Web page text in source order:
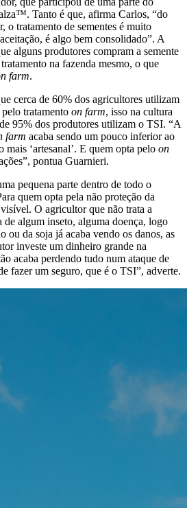
Tanto é que, afirma Carlos, “do
o tratamento de sementes é muito
é algo bem consolidado”. A
alguns produtores compram a semente
na fazenda mesmo, o que
farm.
cerca de 60% dos agricultores utilizam
tratamento on farm, isso na cultura
95% dos produtores utilizam o TSI. “A
farm acaba sendo um pouco inferior ao
‘artesanal’. E quem opta pelo on
pontua Guarnieri.
pequena parte dentro de todo o
quem opta pela não proteção da
O agricultor que não trata a
de algum inseto, alguma doença, logo
ou da soja já acaba vendo os danos, as
investe um dinheiro grande na
acaba perdendo tudo num ataque de
fazer um seguro, que é o TSI”, adverte.